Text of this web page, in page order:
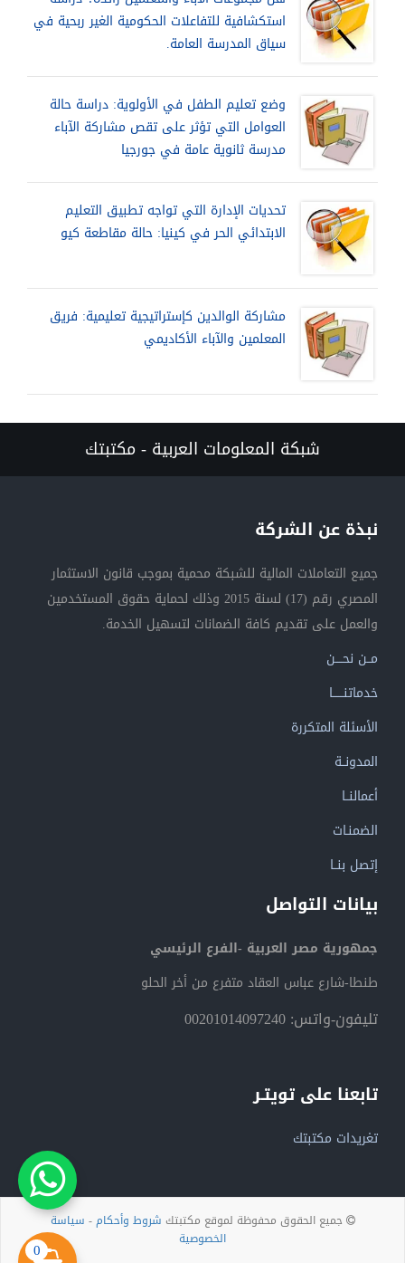
استكشافية للتفاعلات الحكومية الغير ربحية في
سياق المدرسة العامة.
وضع تعليم الطفل في الأولوية: دراسة حالة
العوامل التي تؤثر على تقص مشاركة الآباء
مدرسة ثانوية عامة في جورجيا
تحديات الإدارة التي تواجه تطبيق التعليم
الابتدائي الحر في كينيا: حالة مقاطعة كيو
مشاركة الوالدين كإستراتيجية تعليمية: فريق
المعلمين والآباء الأكاديمي
0
شبكة المعلومات العربية - مكتبتك
نبذة عن الشركة
جميع التعاملات المالية للشبكة محمية بموجب قانون الاستثمار
المصري رقم (17) لسنة 2015 وذلك لحماية حقوق المستخدمين
والعمل على تقديم كافة الضمانات لتسهيل الخدمة.
مــن نحــــن
خدماتنــــــا
الأسئلة المتكررة
المدونــة
أعمالنــا
الضمنـات
إتصل بنــا
بيانات التواصل
جمهورية مصر العربية -الفرع الرئيسي
طنطا-شارع عباس العقاد متفرع من أخر الحلو
تليفون-واتس: 00201014097240
تابعنا على تويتـر
تغريدات مكتبتك
جميع الحقوق محفوظة لموقع مكتبتك شروط وأحكام- سياسة
الخصوصية